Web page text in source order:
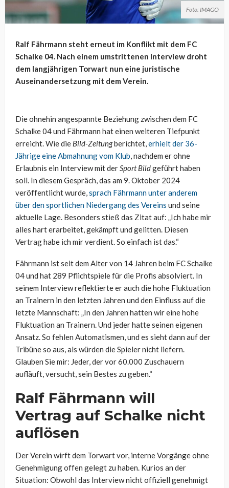
Foto: IMAGO
Ralf Fährmann steht erneut im Konflikt mit dem FC
Schalke 04. Nach einem umstrittenen Interview droht
dem langjährigen Torwart nun eine juristische
Auseinandersetzung mit dem Verein.
Die ohnehin angespannte Beziehung zwischen dem FC
Schalke 04 und Fährmann hat einen weiteren Tiefpunkt
erreicht. Wie die Bild-Zeitungberichtet,erhielt der 36-
Jährige eine Abmahnung vom Klub, nachdem er ohne
Erlaubnis ein Interview mit derSport Bildgeführt haben
soll. In diesem Gespräch, das am 9. Oktober 2024
veröffentlicht wurde,sprach Fährmann unter anderem
über den sportlichen Niedergang des Vereins und seine
aktuelle Lage. Besonders stieß das Zitat auf: „Ich habe mir
alles hart erarbeitet, gekämpft und gelitten. Diesen
Vertrag habe ich mir verdient. So einfach ist das.“
Fährmann ist seit dem Alter von 14 Jahren beim FC Schalke
04 und hat 289 Pflichtspiele für die Profis absolviert. In
seinem Interview reflektierte er auch die hohe Fluktuation
an Trainern in den letzten Jahren und den Einfluss auf die
letzte Mannschaft: „In den Jahren hatten wir eine hohe
Fluktuation an Trainern. Und jeder hatte seinen eigenen
Ansatz. So fehlen Automatismen, und es sieht dann auf der
Tribüne so aus, als würden die Spieler nicht liefern.
Glauben Sie mir: Jeder, der vor 60.000 Zuschauern
aufläuft, versucht, sein Bestes zu geben.“
Ralf Fährmann will
Vertrag auf Schalke nicht
auflösen
Der Verein wirft dem Torwart vor, interne Vorgänge ohne
Genehmigung offen gelegt zu haben. Kurios an der
Situation: Obwohl das Interview nicht offiziell genehmigt